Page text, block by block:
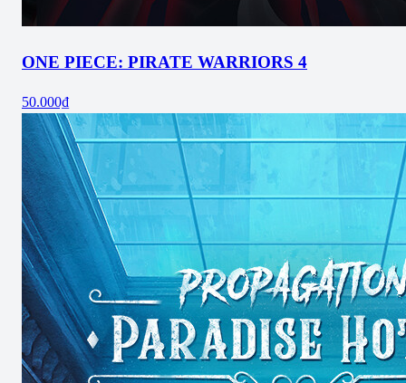
ONE PIECE: PIRATE WARRIORS 4
50.000₫